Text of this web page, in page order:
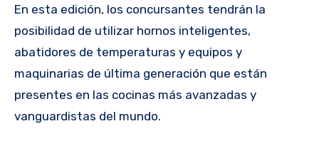
En esta edición, los concursantes tendrán la
posibilidad de utilizar hornos inteligentes,
abatidores de temperaturas y equipos y
maquinarias de última generación que están
presentes en las cocinas más avanzadas y
vanguardistas del mundo.